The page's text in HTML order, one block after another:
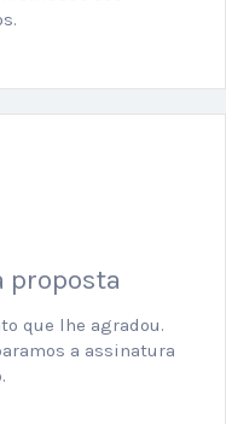
proposta
que lhe agradou.
a assinatura